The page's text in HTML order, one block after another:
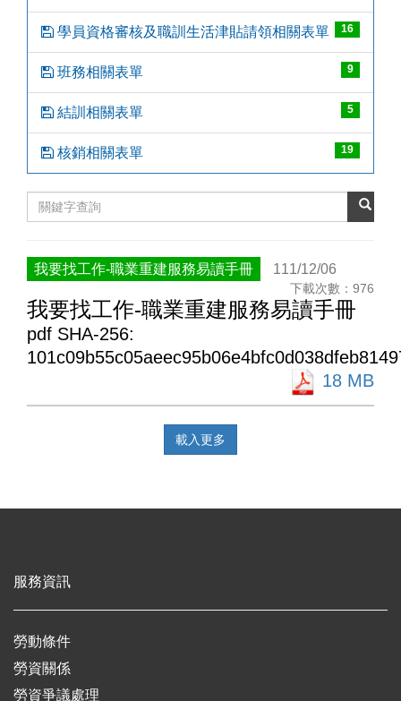
學員資格審核及職訓生活津貼請領相關表單 16
班務相關表單 9
結訓相關表單 5
核銷相關表單 19
我要找工作-職業重建服務易讀手冊 111/12/06
下載次數：976
我要找工作-職業重建服務易讀手冊
pdf SHA-256:
18 MB
載入更多
服務資訊
勞動條件
勞資關係
勞資爭議處理